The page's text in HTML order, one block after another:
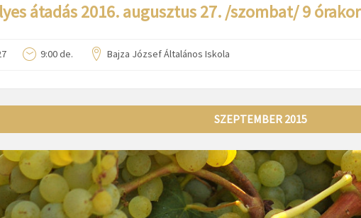
átadás 2016. augusztus 27. /szombat/ 9 órakor
9:00 de. Bajza József Általános Iskola
SZEPTEMBER 2015